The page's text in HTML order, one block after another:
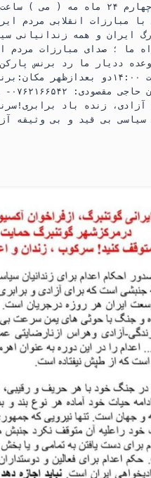
با مبارزات انقلابی مردم
ایران و همه زندانیانی
ما ؛ صدای مبارزات مردم
ددیار ما رد برنس
چهارم ۲۴ ماه مه ( می ) ساعت
باد آزادی، زنده باد
سیاسی بی قید و بی وثیقه